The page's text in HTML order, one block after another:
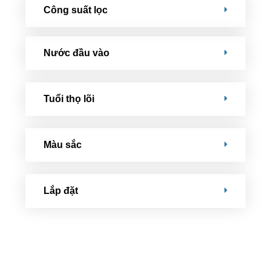
Công suất lọc
Nước đầu vào
Tuổi thọ lõi
Màu sắc
Lắp đặt